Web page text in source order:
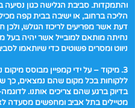
והתמקדות. סביבת הגלישה כגון נסיעה
הליכה ברחוב, או ישיבה בבית קפה
דעת אשר מפריעים לריכוז הגולש, ולכן
נחיתה מותאם למובייל אשר יהיה בעל
ניווט ומסרים פשוטים כדי שיותאמו
3. מיקוד – על ידי קמפיין מבוסס מיקום
ללקוחות בכל מקום שהם נמצאים, כך
בדיוק ברגע שהם צריכים אותנו.
מטיילים בתל אביב ומחפשים מסעדה